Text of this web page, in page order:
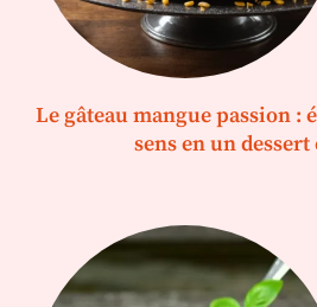
Le gâteau mangue passion :
sens en un